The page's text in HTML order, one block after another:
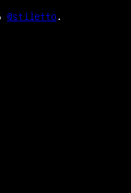
@stiletto